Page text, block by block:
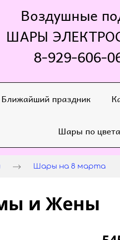
Воздушные
ШАРЫ
8-929-606-
Ближайший праздник
Шары по
Шары на 8 марта
и Жены